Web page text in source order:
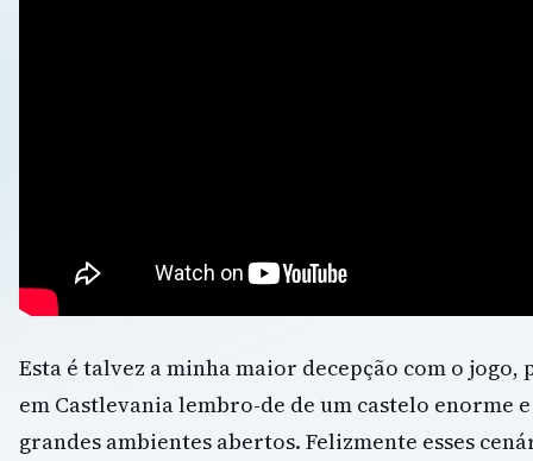
Esta é talvez a minha maior decepção com o jogo,
em Castlevania lembro-de de um castelo enorme
grandes ambientes abertos. Felizmente esses